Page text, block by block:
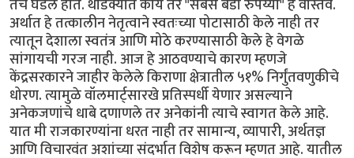
तेच घडले होते. थोडक्यात काय तर "सबसे बडा रुपय्या" हे वास्तव.
अर्थात हे तत्कालीन नेतृत्वाने स्वतःच्या पोटासाठी केले नाही तर
त्यातून देशाला स्वतंत्र आणि मोठे करण्यासाठी केले हे वेगळे
सांगायची गरज नाही. आज हे आठवण्याचे कारण म्हणजे
केंद्रसरकारने जाहीर केलेले किराणा क्षेत्रातील ५१% निर्गुंतवणुकीचे
धोरण. त्यामुळे वॉलमार्ट्सारखे प्रतिस्पर्धी येणार असल्याने
अनेकजणांचे धाबे दणाणले तर अनेकांनी त्याचे स्वागत केले आहे.
यात मी राजकारण्यांना धरत नाही तर सामान्य, व्यापारी, अर्थतज्ञ
आणि विचारवंत अशांच्या संदर्भात विशेष करून म्हणत आहे. यातील